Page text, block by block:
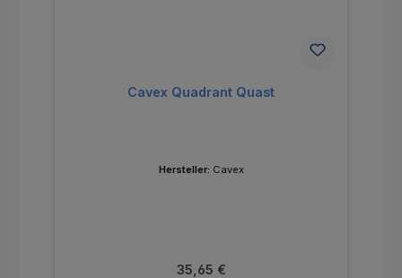
Cavex Quadrant Quast
Hersteller: Cavex
Regulärer Preis:
35,65 €